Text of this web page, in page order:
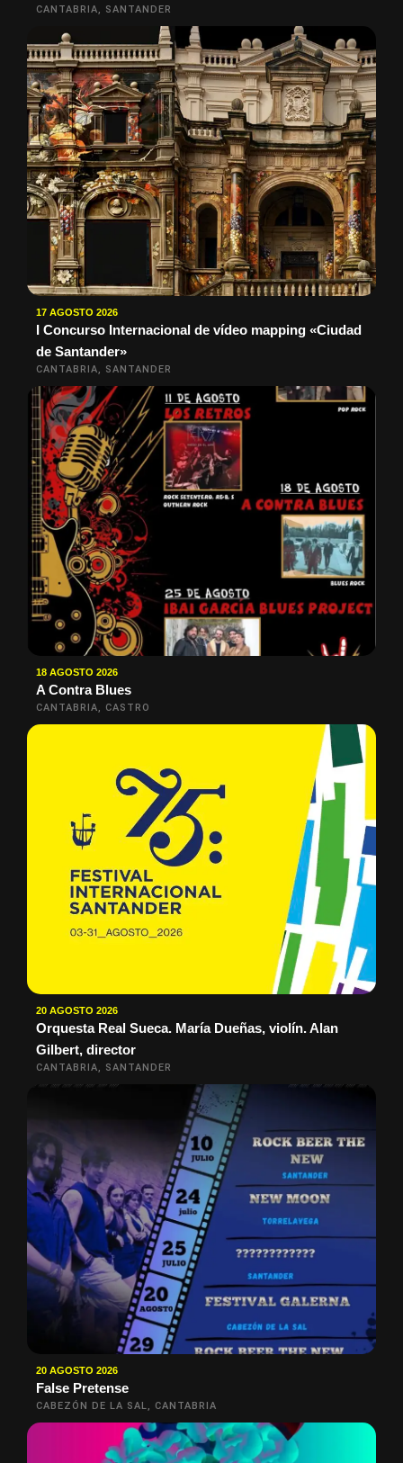
CANTABRIA, SANTANDER
17 AGOSTO 2026
I Concurso Internacional de vídeo mapping «Ciudad
de Santander»
CANTABRIA, SANTANDER
18 AGOSTO 2026
A Contra Blues
CANTABRIA, CASTRO
20 AGOSTO 2026
Orquesta Real Sueca. María Dueñas, violín. Alan
Gilbert, director
CANTABRIA, SANTANDER
20 AGOSTO 2026
False Pretense
CABEZÓN DE LA SAL, CANTABRIA